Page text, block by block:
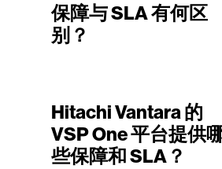
保障与 SLA 有何区
别？
Hitachi Vantara 的
VSP One 平台提供
些保障和 SLA？